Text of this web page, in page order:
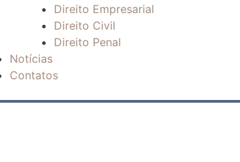
Direito Empresarial
Direito Civil
Direito Penal
Notícias
Contatos